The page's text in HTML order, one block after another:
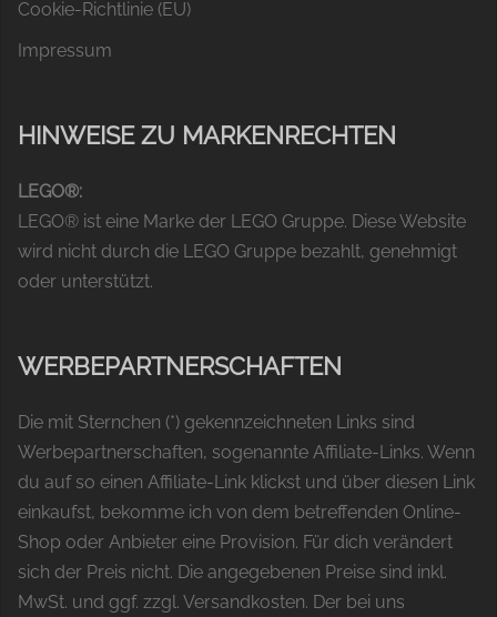
Cookie-Richtlinie (EU)
Impressum
HINWEISE ZU MARKENRECHTEN
LEGO®:
LEGO® ist eine Marke der LEGO Gruppe. Diese Website
wird nicht durch die LEGO Gruppe bezahlt, genehmigt
oder unterstützt.
WERBEPARTNERSCHAFTEN
Die mit Sternchen (*) gekennzeichneten Links sind
Werbepartnerschaften, sogenannte Affiliate-Links. Wenn
du auf so einen Affiliate-Link klickst und über diesen Link
einkaufst, bekomme ich von dem betreffenden Online-
Shop oder Anbieter eine Provision. Für dich verändert
sich der Preis nicht. Die angegebenen Preise sind inkl.
MwSt. und ggf. zzgl. Versandkosten. Der bei uns